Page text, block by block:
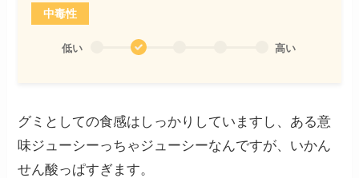
中毒性
低い 高い
グミとしての食感はしっかりしていますし、ある意
味ジューシーっちゃジューシーなんですが、いかん
せん酸っぱすぎます。